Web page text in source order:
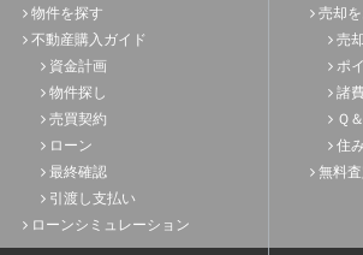
物件を探す
不動産購入ガイド
資金計画
物件探し
売買契約
ローン
最終確認
引渡し支払い
ローンシミュレーション
売却
売
ポ
諸
Ｑ
住
無料